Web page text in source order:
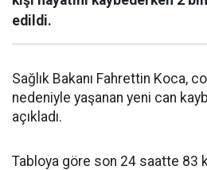
edildi.
Sağlık Bakanı Fahrettin Koca,
nedeniyle yaşanan yeni can
açıkladı.
Tabloya göre son 24 saatte 83